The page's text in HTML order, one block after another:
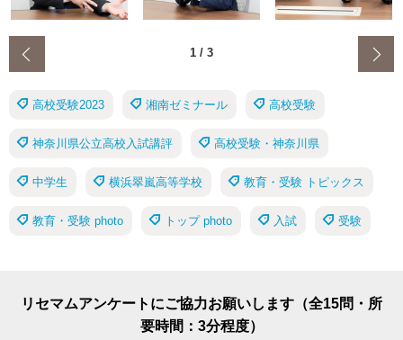
1 / 3
高校受験2023 湘南ゼミナール 高校受験
神奈川県公立高校入試講評 高校受験・神奈川県
中学生 横浜翠嵐高等学校 教育・受験 トピックス
教育・受験 photo トップ photo 入試 受験
リセマムアンケートにご協力お願いします（全15問・所
要時間：3分程度）